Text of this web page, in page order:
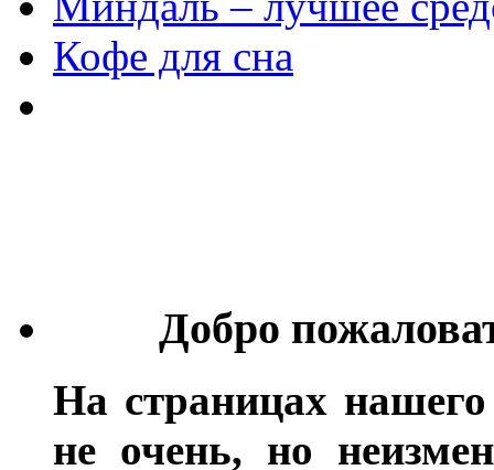
Кофе для сна
Добро
На страницах
не очень, но